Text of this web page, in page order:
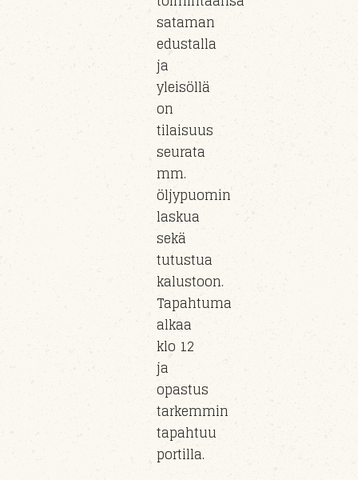
sataman
edustalla
ja
yleisöllä
on
tilaisuus
seurata
mm.
öljypuomin
laskua
sekä
tutustua
kalustoon.
Tapahtuma
alkaa
klo 12
ja
opastus
tarkemmin
tapahtuu
portilla.